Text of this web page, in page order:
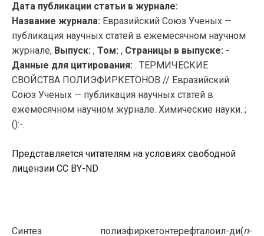
Дата публикации статьи в журнале:
Название журнала: Евразийский Союз Ученых —
публикация научных статей в ежемесячном научном
журнале, Выпуск: , Том: , Страницы в выпуске: -
Данные для цитирования: . ТЕРМИЧЕСКИЕ
СВОЙСТВА ПОЛИЭФИРКЕТОНОВ // Евразийский
Союз Ученых — публикация научных статей в
ежемесячном научном журнале. Химические науки. ;
():-.
Представляется читателям на условиях свободной
лицензии CC BY-ND
Синтез полиэфиркетонтерефталоил-ди(п-